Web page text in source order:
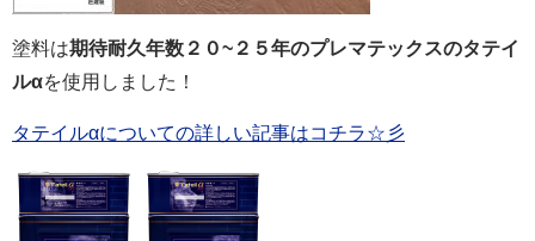
塗料は期待耐久年数２０~２５年のプレマテックスのタテイ
ルαを使用しました！
タテイルαについての詳しい記事はコチラ☆彡